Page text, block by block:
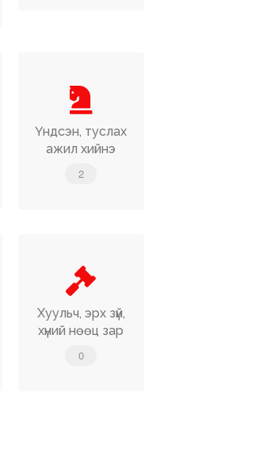
Үндсэн, туслах
ажил хийнэ
2
Хуульч, эрх зүй,
хүний нөөц зар
0